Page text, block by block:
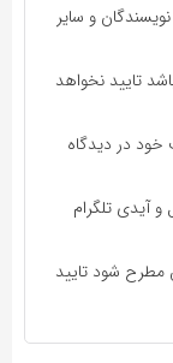
و سایر
تایید نخواهد
خود در دیدگاه
و آیدی تلگرام
مطرح شود تایید